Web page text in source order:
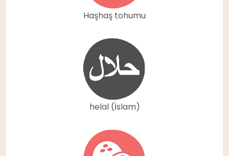
Haşhaş tohumu
helal (İslam)